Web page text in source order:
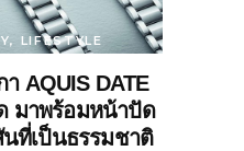
, LIFESTYLE
า AQUIS DATE
มาพร้อมหน้าปัด
ที่เป็นธรรมชาติ